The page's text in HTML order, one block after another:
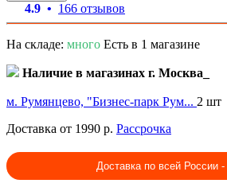
4.9 • 166 отзывов
На складе: много Есть в 1 магазине
Наличие в магазинах г. Москва_
м. Румянцево, "Бизнес-парк Рум... 2 шт
Доставка от 1990 р. Рассрочка
Доставка по всей России -